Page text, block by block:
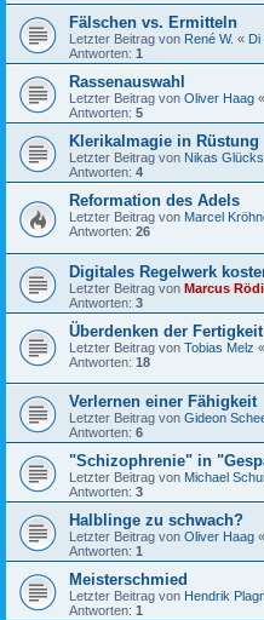
Fälschen vs. Ermitteln
Letzter Beitrag von René W. « Di
Antworten: 1
Rassenauswahl
Letzter Beitrag von Oliver Haag «
Antworten: 5
Klerikalmagie in Rüstung
Letzter Beitrag von Nikas Glücks
Antworten: 4
Reformation des Adels
Letzter Beitrag von Marcel
Antworten: 26
Digitales Regelwerk
Letzter Beitrag von Marcus
Antworten: 3
Überdenken der
Letzter Beitrag von Tobias Melz «
Antworten: 18
Verlernen einer Fähigkeit
Letzter Beitrag von Gideon
Antworten: 6
"Schizophrenie" in
Letzter Beitrag von Michael
Antworten: 3
Halblinge zu schwach?
Letzter Beitrag von Oliver Haag «
Antworten: 1
Meisterschmied
Letzter Beitrag von Hendrik
Antworten: 1